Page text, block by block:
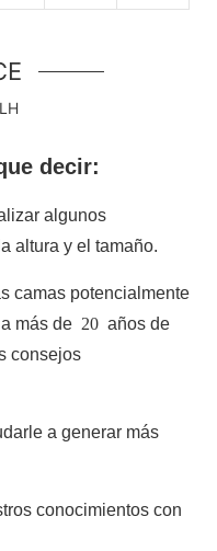
decir:
algunos
altura y el tamaño.
camas potencialmente
más de 20 años de
consejos
a generar más
conocimientos con